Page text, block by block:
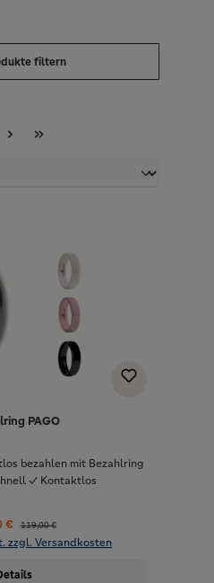
filtern
PAGO
bezahlen mit Bezahlring
✓ Kontaktlos
€ 119,00 €
zzgl. Versandkosten